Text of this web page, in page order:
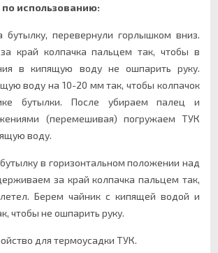
использованию:
перевернули горлышком вниз.
край колпачка пальцем так, чтобы в
в кипящую воду не ошпарить руку.
воду на 10-20 мм так, чтобы колпачок
бутылки. После убираем палец и
(перемешивая) погружаем ТУК
воду.
в горизонтальном положении над
за край колпачка пальцем так,
Берем чайник с кипящей водой и
чтобы не ошпарить руку.
для термоусадки ТУК.